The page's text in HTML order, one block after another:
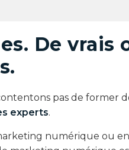
De vrais
pas de former
experts.
numérique ou